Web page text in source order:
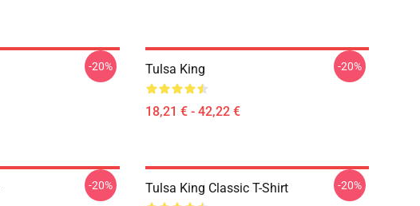
-20% Tulsa King
18,21 € - 42,22 €
-20%
-20% Tulsa King Classic T-Shirt -20%